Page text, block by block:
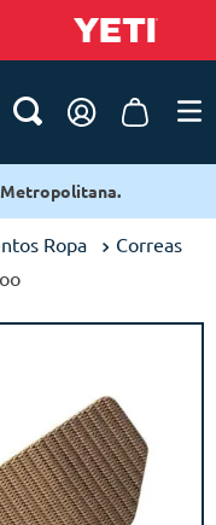
Metropolitana.
Ropa
Correas